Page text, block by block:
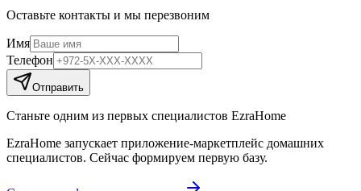
Оставьте контакты и мы перезвоним
Имя
Телефон
Отправить
Станьте одним из первых специалистов EzraHome
EzraHome запускает приложение-маркетплейс домашних
специалистов. Сейчас формируем первую базу.